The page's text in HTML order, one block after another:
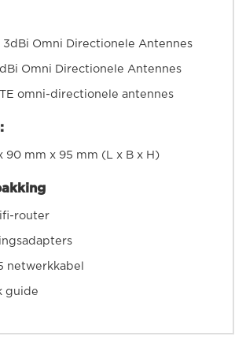
3dBi Omni Directionele Antennes
Omni Directionele Antennes
omni-directionele antennes
90 mm x 95 mm (L x B x H)
router
netwerkkabel
guide